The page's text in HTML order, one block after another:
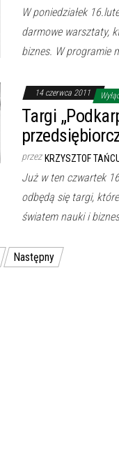
W poniedziałek
darmowe warsztaty,
biznes. W programie
14 czerwca 2011
Targi
przez KRZYSZTOF
Już w ten czwartek
odbędą się targi,
światem nauki i
Następny